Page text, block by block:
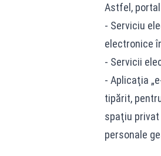
Astfel,
- Serviciu
electronice
- Servicii
- Aplicaţia
tipărit,
spaţiu
personale